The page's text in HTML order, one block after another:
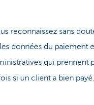
reconnaissez sans
données du paiement
qui prennent
si un client a bien payé.